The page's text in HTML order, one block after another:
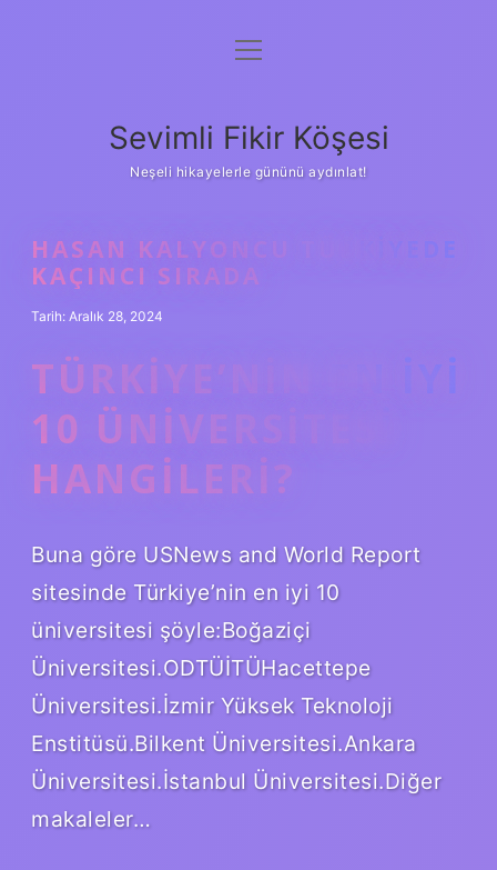
Anasayfa
Yasal Uyarı
menüyü
Sevimli Fikir Köşesi
Neşeli hikayelerle gününü aydınlat!
HASAN KALYONCU TÜRKIYEDE
KAÇINCI SIRADA
Tarih: Aralık 28, 2024
TÜRKIYE’NIN EN IYI
10 ÜNIVERSITESI
HANGILERI?
Buna göre USNews and World Report
sitesinde Türkiye’nin en iyi 10
üniversitesi şöyle:Boğaziçi
Üniversitesi.ODTÜİTÜHacettepe
Üniversitesi.İzmir Yüksek Teknoloji
Enstitüsü.Bilkent Üniversitesi.Ankara
Üniversitesi.İstanbul Üniversitesi.Diğer
makaleler…